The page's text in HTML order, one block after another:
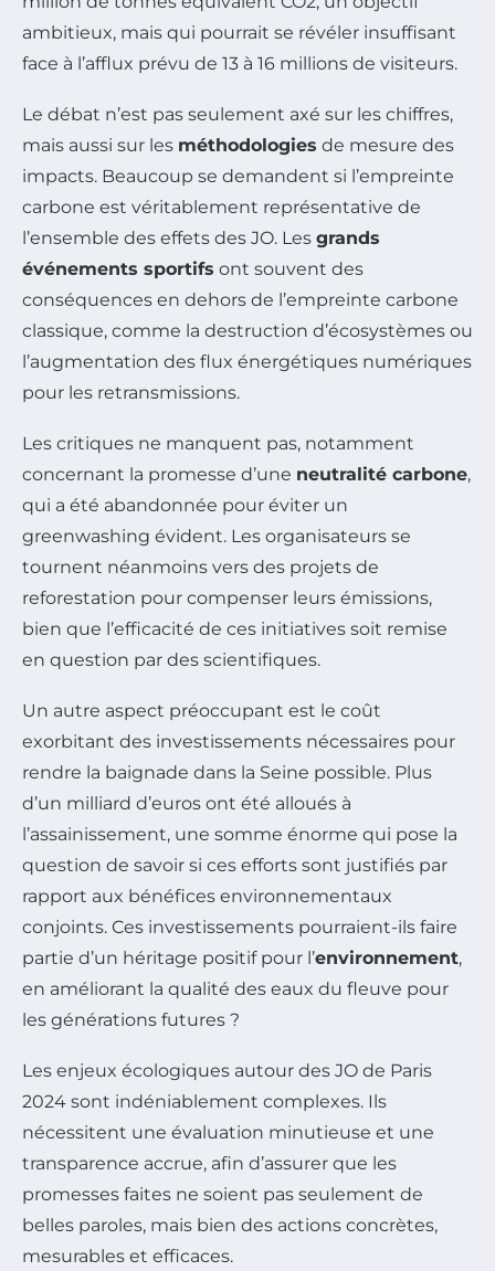
ambitieux, mais qui pourrait se révéler insuffisant
face à l’afflux prévu de 13 à 16 millions de visiteurs.
Le débat n’est pas seulement axé sur les chiffres,
mais aussi sur les méthodologies de mesure des
impacts. Beaucoup se demandent si l’empreinte
carbone est véritablement représentative de
l’ensemble des effets des JO. Les grands
événements sportifs ont souvent des
conséquences en dehors de l’empreinte carbone
classique, comme la destruction d’écosystèmes ou
l’augmentation des flux énergétiques numériques
pour les retransmissions.
Les critiques ne manquent pas, notamment
concernant la promesse d’une neutralité carbone,
qui a été abandonnée pour éviter un
greenwashing évident. Les organisateurs se
tournent néanmoins vers des projets de
reforestation pour compenser leurs émissions,
bien que l’efficacité de ces initiatives soit remise
en question par des scientifiques.
Un autre aspect préoccupant est le coût
exorbitant des investissements nécessaires pour
rendre la baignade dans la Seine possible. Plus
d’un milliard d’euros ont été alloués à
l’assainissement, une somme énorme qui pose la
question de savoir si ces efforts sont justifiés par
rapport aux bénéfices environnementaux
conjoints. Ces investissements pourraient-ils faire
partie d’un héritage positif pour l’environnement,
en améliorant la qualité des eaux du fleuve pour
les générations futures ?
Les enjeux écologiques autour des JO de Paris
2024 sont indéniablement complexes. Ils
nécessitent une évaluation minutieuse et une
transparence accrue, afin d’assurer que les
promesses faites ne soient pas seulement de
belles paroles, mais bien des actions concrètes,
mesurables et efficaces.